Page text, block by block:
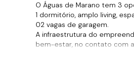
O Águas de Marano tem 3
1 dormitório, amplo living,
02 vagas de garagem.
A infraestrutura do
bem-estar, no contato com
desenvolver a sociabilidade
Possibilidade de comprar